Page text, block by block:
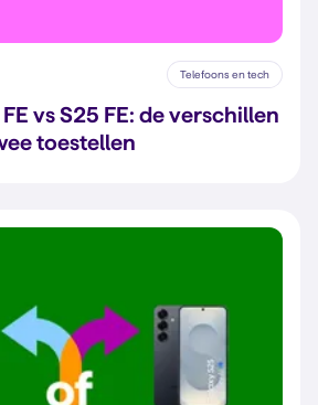
Telefoons en tech
vs S25 FE: de verschillen
toestellen